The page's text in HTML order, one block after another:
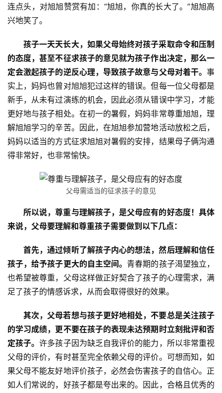
关
资
校
园
新
闻
中
心
连点头，对旭旭赞赏有加：“旭旭，你真的长大了。”旭旭高
兴地笑了。
孩子一天天长大，如果父母始终对孩子采取命令和压制
的态度，甚至不征求孩子的意见就为孩子作出决定，那么一
定会激起孩子的逆反心理，导致孩子故意与父母对着干。 事
实上，妈妈也曾对旭旭犯过这样的错误。但每一位父母都是
新手，从未有过演练的机会，因此必须从错误中学习，才能
更好地与孩子相处。在初一的暑假，妈妈非常尊重旭旭，理
解旭旭学习的辛苦。因此，在旭旭参加营地活动放松之后，
妈妈以适当的方式征求旭旭对暑假的安排，结果母子俩沟通
得非常好，也非常愉快。
父母需适当的征求孩子的意见
所以说，尊重与理解孩子，是父母应有的好态度！具体
来说，父母要理解和尊重孩子需要做到以下几点：
首先，通过倾听了解孩子内心的想法，然后理解和信任
孩子，给予孩子更大的自主空间。 青春期的孩子渴望独立，
也希望被尊重，父母这样做正好契合了孩子的心理需求，满
足了孩子的情感诉求，从而会取得很好的效果。
其次，父母若想与孩子更好地相处，不要总是关注孩子
的学习成绩，更不要在孩子的表现未达预期时立刻批评和否
定孩子。许多孩子因为缺乏自我评价的能力，所以非常重视
父母的评价，有时甚至完全依赖父母的评价。可想而知，如
果父母不能友好地评价孩子，必然会伤害孩子的自信心。正
如人们常说的，好孩子都是夸出来的。因此，合格且优秀的